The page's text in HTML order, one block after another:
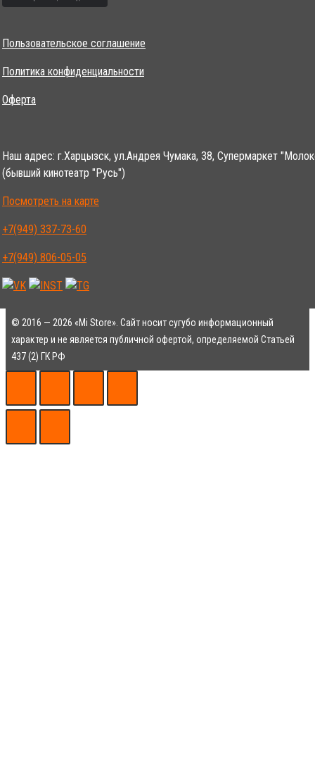
Пользовательское соглашение
Политика конфиденциальности
Оферта
Наш адрес: г.Харцызск, ул.Андрея Чумака, 38, Супермаркет
(бывший кинотеатр "Русь")
Посмотреть на карте
+7(949) 337-73-60
+7(949) 806-05-05
© 2016 — 2026 «Mi Store». Сайт носит сугубо информационный
характер и не является публичной офертой, определяемой Статьей
437 (2) ГК РФ